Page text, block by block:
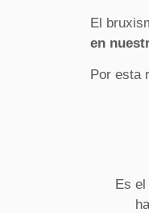
El
en
Por esta
Es